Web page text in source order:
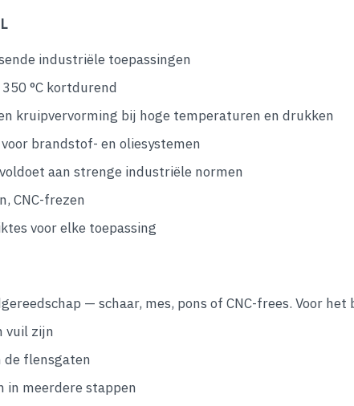
industriële toepassingen
°C kortdurend
kruipvervorming bij hoge temperaturen en drukken
brandstof- en oliesystemen
aan strenge industriële normen
CNC-frezen
voor elke toepassing
— schaar, mes, pons of CNC-frees. Voor
vuil zijn
de flensgaten
in meerdere stappen